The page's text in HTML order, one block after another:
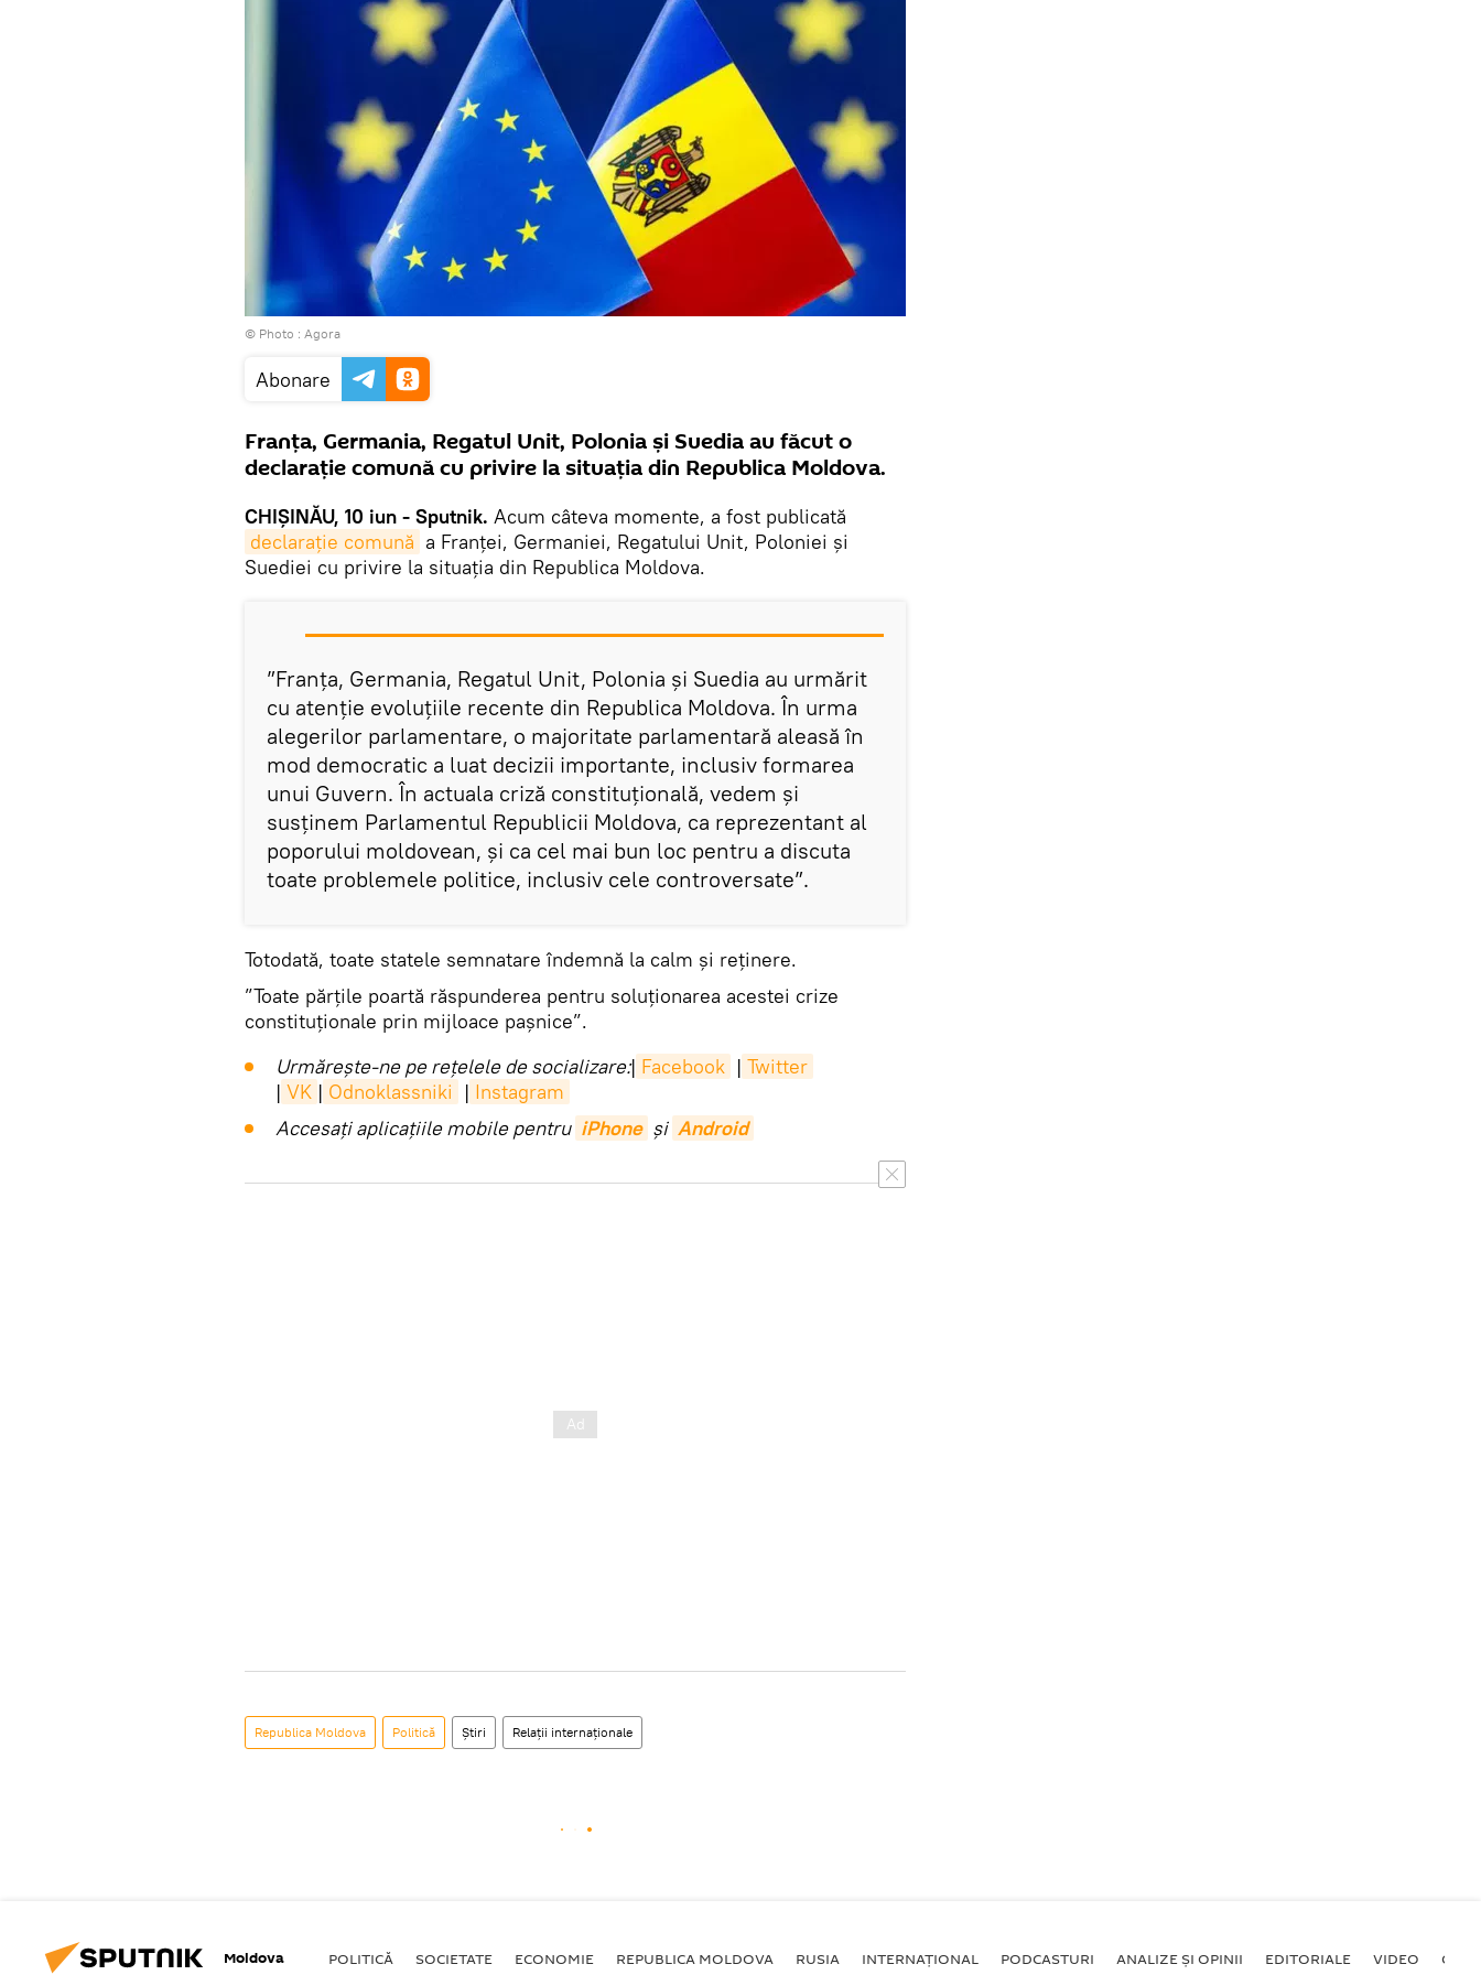
© Photo : Agora
Abonare
Franța, Germania, Regatul Unit, Polonia și Suedia au făcut o
declarație comună cu privire la situația din Republica Moldova.
CHIȘINĂU, 10 iun - Sputnik. Acum câteva momente, a fost publicată
declarație comună a Franței, Germaniei, Regatului Unit, Poloniei și
Suediei cu privire la situația din Republica Moldova.
”Franța, Germania, Regatul Unit, Polonia și Suedia au urmărit
cu atenție evoluțiile recente din Republica Moldova. În urma
alegerilor parlamentare, o majoritate parlamentară aleasă în
mod democratic a luat decizii importante, inclusiv formarea
unui Guvern. În actuala criză constituțională, vedem și
susținem Parlamentul Republicii Moldova, ca reprezentant al
poporului moldovean, și ca cel mai bun loc pentru a discuta
toate problemele politice, inclusiv cele controversate”.
Totodată, toate statele semnatare îndemnă la calm și reținere.
”Toate părțile poartă răspunderea pentru soluționarea acestei crize
constituționale prin mijloace pașnice”.
Urmărește-ne pe rețelele de socializare:| Facebook | Twitter
| VK | Odnoklassniki | Instagram
Accesaţi aplicaţiile mobile pentru iPhone și Android
Republica Moldova Politică Știri Relații internaționale
Moldova POLITICĂ SOCIETATE ECONOMIE REPUBLICA MOLDOVA RUSIA INTERNAȚIONAL PODCASTURI ANALIZE ȘI OPINII EDITORIALE VIDEO